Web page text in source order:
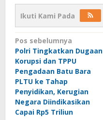
Ikuti Kami Pada
Navigasi
pos
Pos sebelumnya
Polri Tingkatkan Dugaan
Korupsi dan TPPU
Pengadaan Batu Bara
PLTU ke Tahap
Penyidikan, Kerugian
Negara Diindikasikan
Capai Rp5 Triliun